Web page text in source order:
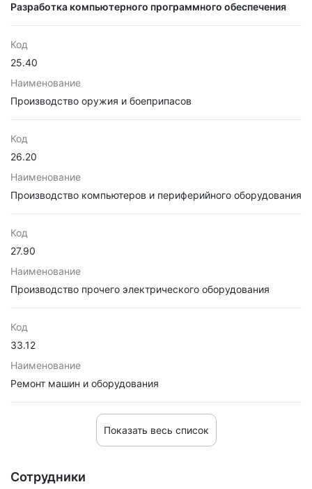
Разработка компьютерного программного обеспечения
Код
25.40
Наименование
Производство оружия и боеприпасов
Код
26.20
Наименование
Производство компьютеров и периферийного оборудования
Код
27.90
Наименование
Производство прочего электрического оборудования
Код
33.12
Наименование
Ремонт машин и оборудования
Показать весь список
Сотрудники